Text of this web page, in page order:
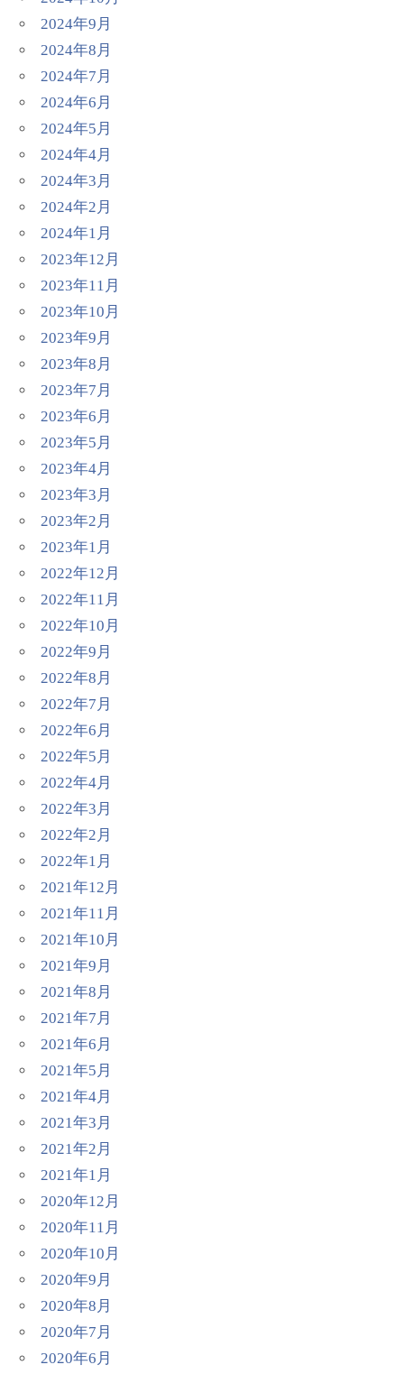
2024年9月
2024年8月
2024年7月
2024年6月
2024年5月
2024年4月
2024年3月
2024年2月
2024年1月
2023年12月
2023年11月
2023年10月
2023年9月
2023年8月
2023年7月
2023年6月
2023年5月
2023年4月
2023年3月
2023年2月
2023年1月
2022年12月
2022年11月
2022年10月
2022年9月
2022年8月
2022年7月
2022年6月
2022年5月
2022年4月
2022年3月
2022年2月
2022年1月
2021年12月
2021年11月
2021年10月
2021年9月
2021年8月
2021年7月
2021年6月
2021年5月
2021年4月
2021年3月
2021年2月
2021年1月
2020年12月
2020年11月
2020年10月
2020年9月
2020年8月
2020年7月
2020年6月